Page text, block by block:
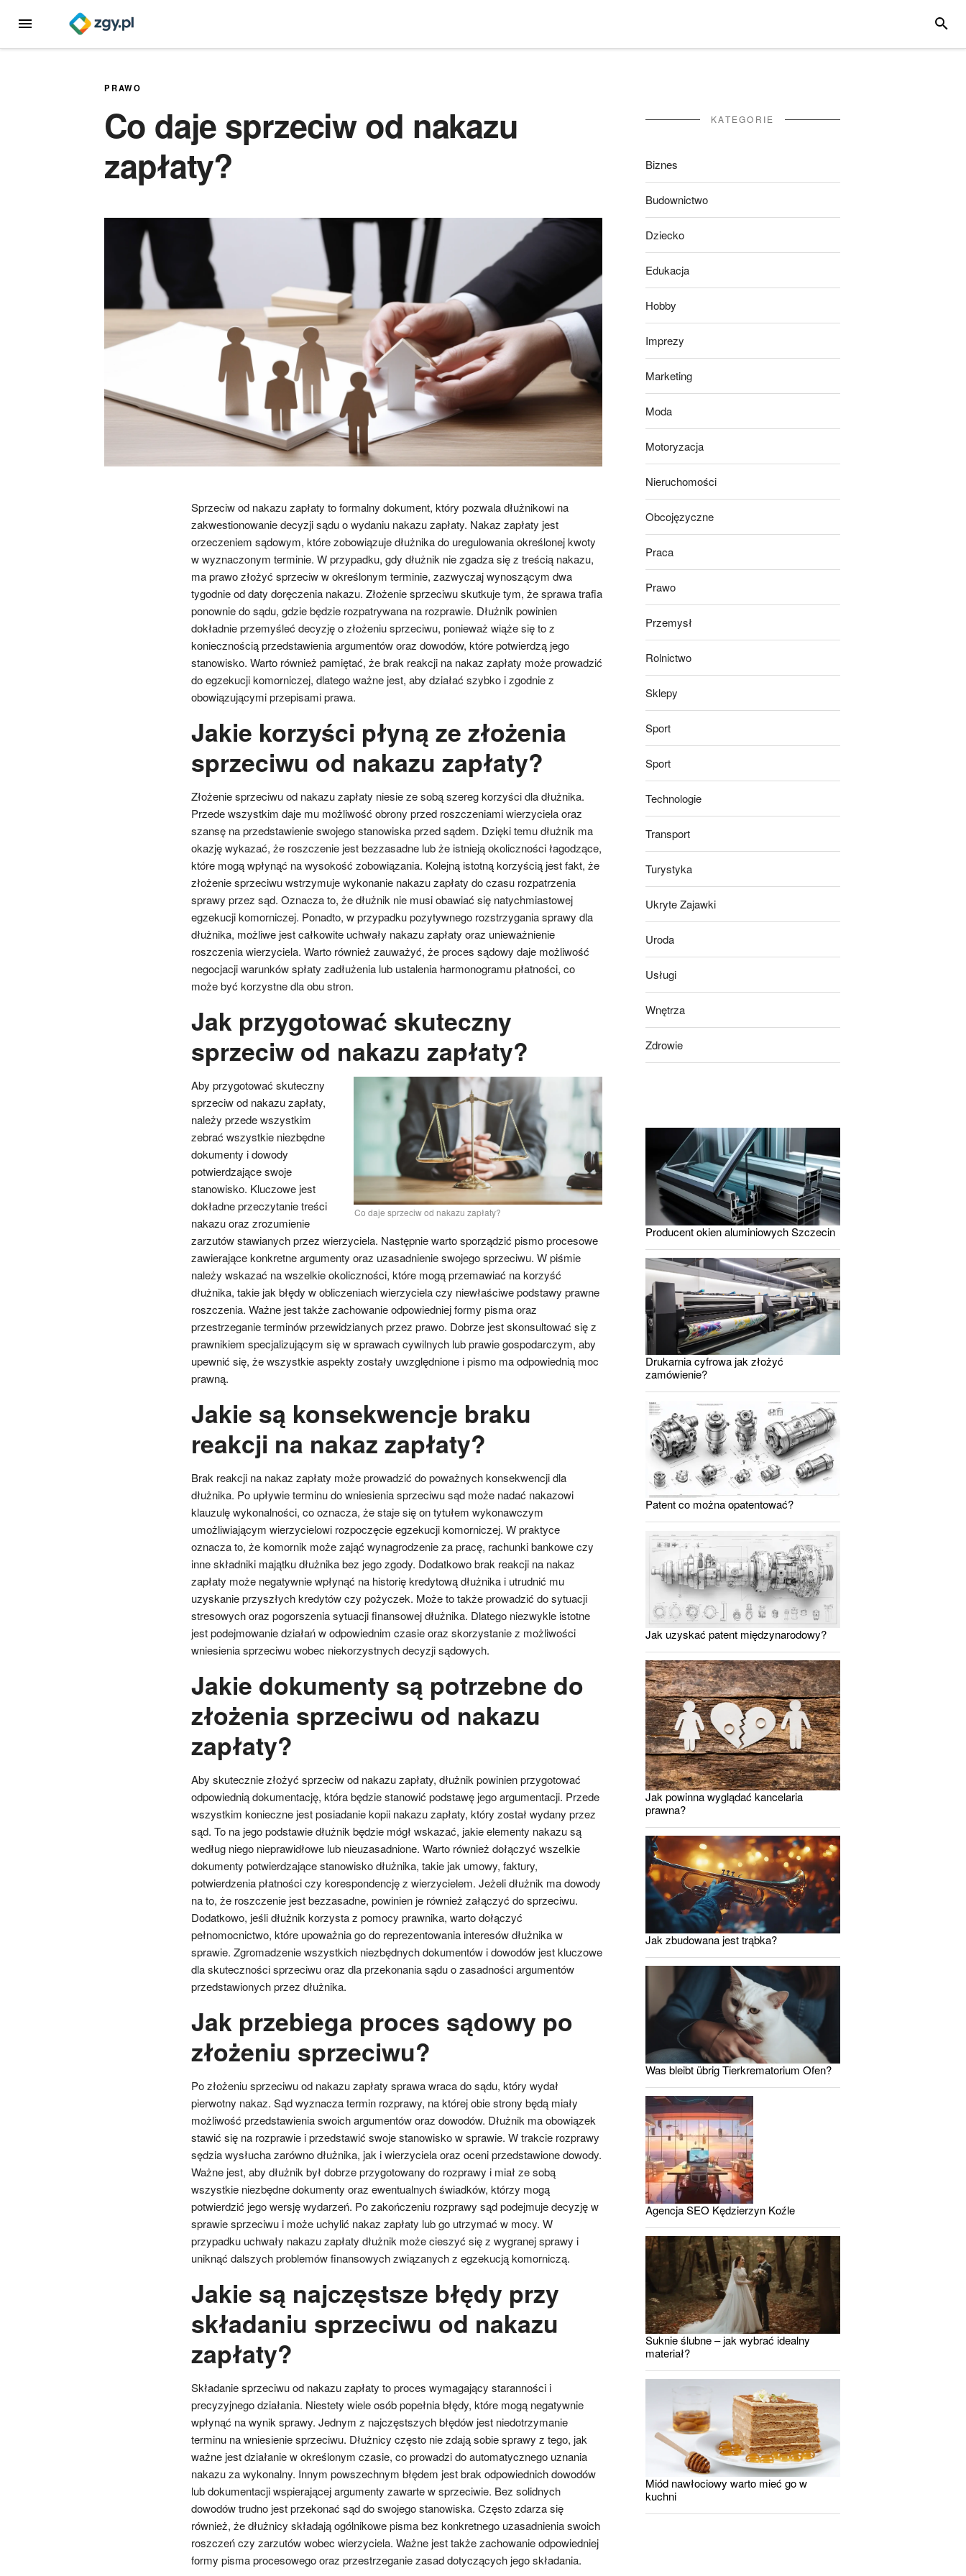
MENU
PRAWO
Co daje sprzeciw od nakazu
zapłaty?
Sprzeciw od nakazu zapłaty to formalny dokument, który pozwala dłużnikowi na
zakwestionowanie decyzji sądu o wydaniu nakazu zapłaty. Nakaz zapłaty jest
orzeczeniem sądowym, które zobowiązuje dłużnika do uregulowania określonej kwoty
w wyznaczonym terminie. W przypadku, gdy dłużnik nie zgadza się z treścią nakazu,
ma prawo złożyć sprzeciw w określonym terminie, zazwyczaj wynoszącym dwa
tygodnie od daty doręczenia nakazu. Złożenie sprzeciwu skutkuje tym, że sprawa trafia
ponownie do sądu, gdzie będzie rozpatrywana na rozprawie. Dłużnik powinien
dokładnie przemyśleć decyzję o złożeniu sprzeciwu, ponieważ wiąże się to z
koniecznością przedstawienia argumentów oraz dowodów, które potwierdzą jego
stanowisko. Warto również pamiętać, że brak reakcji na nakaz zapłaty może prowadzić
do egzekucji komorniczej, dlatego ważne jest, aby działać szybko i zgodnie z
obowiązującymi przepisami prawa.
Jakie korzyści płyną ze złożenia
sprzeciwu od nakazu zapłaty?
Złożenie sprzeciwu od nakazu zapłaty niesie ze sobą szereg korzyści dla dłużnika.
Przede wszystkim daje mu możliwość obrony przed roszczeniami wierzyciela oraz
szansę na przedstawienie swojego stanowiska przed sądem. Dzięki temu dłużnik ma
okazję wykazać, że roszczenie jest bezzasadne lub że istnieją okoliczności łagodzące,
które mogą wpłynąć na wysokość zobowiązania. Kolejną istotną korzyścią jest fakt, że
złożenie sprzeciwu wstrzymuje wykonanie nakazu zapłaty do czasu rozpatrzenia
sprawy przez sąd. Oznacza to, że dłużnik nie musi obawiać się natychmiastowej
egzekucji komorniczej. Ponadto, w przypadku pozytywnego rozstrzygania sprawy dla
dłużnika, możliwe jest całkowite uchwały nakazu zapłaty oraz unieważnienie
roszczenia wierzyciela. Warto również zauważyć, że proces sądowy daje możliwość
negocjacji warunków spłaty zadłużenia lub ustalenia harmonogramu płatności, co
może być korzystne dla obu stron.
Jak przygotować skuteczny
sprzeciw od nakazu zapłaty?
Co daje sprzeciw od nakazu zapłaty?
Aby przygotować skuteczny
sprzeciw od nakazu zapłaty,
należy przede wszystkim
zebrać wszystkie niezbędne
dokumenty i dowody
potwierdzające swoje
stanowisko. Kluczowe jest
dokładne przeczytanie treści
nakazu oraz zrozumienie
zarzutów stawianych przez wierzyciela. Następnie warto sporządzić pismo procesowe
zawierające konkretne argumenty oraz uzasadnienie swojego sprzeciwu. W piśmie
należy wskazać na wszelkie okoliczności, które mogą przemawiać na korzyść
dłużnika, takie jak błędy w obliczeniach wierzyciela czy niewłaściwe podstawy prawne
roszczenia. Ważne jest także zachowanie odpowiedniej formy pisma oraz
przestrzeganie terminów przewidzianych przez prawo. Dobrze jest skonsultować się z
prawnikiem specjalizującym się w sprawach cywilnych lub prawie gospodarczym, aby
upewnić się, że wszystkie aspekty zostały uwzględnione i pismo ma odpowiednią moc
prawną.
Jakie są konsekwencje braku
reakcji na nakaz zapłaty?
Brak reakcji na nakaz zapłaty może prowadzić do poważnych konsekwencji dla
dłużnika. Po upływie terminu do wniesienia sprzeciwu sąd może nadać nakazowi
klauzulę wykonalności, co oznacza, że staje się on tytułem wykonawczym
umożliwiającym wierzycielowi rozpoczęcie egzekucji komorniczej. W praktyce
oznacza to, że komornik może zająć wynagrodzenie za pracę, rachunki bankowe czy
inne składniki majątku dłużnika bez jego zgody. Dodatkowo brak reakcji na nakaz
zapłaty może negatywnie wpłynąć na historię kredytową dłużnika i utrudnić mu
uzyskanie przyszłych kredytów czy pożyczek. Może to także prowadzić do sytuacji
stresowych oraz pogorszenia sytuacji finansowej dłużnika. Dlatego niezwykle istotne
jest podejmowanie działań w odpowiednim czasie oraz skorzystanie z możliwości
wniesienia sprzeciwu wobec niekorzystnych decyzji sądowych.
Jakie dokumenty są potrzebne do
złożenia sprzeciwu od nakazu
zapłaty?
Aby skutecznie złożyć sprzeciw od nakazu zapłaty, dłużnik powinien przygotować
odpowiednią dokumentację, która będzie stanowić podstawę jego argumentacji. Przede
wszystkim konieczne jest posiadanie kopii nakazu zapłaty, który został wydany przez
sąd. To na jego podstawie dłużnik będzie mógł wskazać, jakie elementy nakazu są
według niego nieprawidłowe lub nieuzasadnione. Warto również dołączyć wszelkie
dokumenty potwierdzające stanowisko dłużnika, takie jak umowy, faktury,
potwierdzenia płatności czy korespondencję z wierzycielem. Jeżeli dłużnik ma dowody
na to, że roszczenie jest bezzasadne, powinien je również załączyć do sprzeciwu.
Dodatkowo, jeśli dłużnik korzysta z pomocy prawnika, warto dołączyć
pełnomocnictwo, które upoważnia go do reprezentowania interesów dłużnika w
sprawie. Zgromadzenie wszystkich niezbędnych dokumentów i dowodów jest kluczowe
dla skuteczności sprzeciwu oraz dla przekonania sądu o zasadności argumentów
przedstawionych przez dłużnika.
Jak przebiega proces sądowy po
złożeniu sprzeciwu?
Po złożeniu sprzeciwu od nakazu zapłaty sprawa wraca do sądu, który wydał
pierwotny nakaz. Sąd wyznacza termin rozprawy, na której obie strony będą miały
możliwość przedstawienia swoich argumentów oraz dowodów. Dłużnik ma obowiązek
stawić się na rozprawie i przedstawić swoje stanowisko w sprawie. W trakcie rozprawy
sędzia wysłucha zarówno dłużnika, jak i wierzyciela oraz oceni przedstawione dowody.
Ważne jest, aby dłużnik był dobrze przygotowany do rozprawy i miał ze sobą
wszystkie niezbędne dokumenty oraz ewentualnych świadków, którzy mogą
potwierdzić jego wersję wydarzeń. Po zakończeniu rozprawy sąd podejmuje decyzję w
sprawie sprzeciwu i może uchylić nakaz zapłaty lub go utrzymać w mocy. W
przypadku uchwały nakazu zapłaty dłużnik może cieszyć się z wygranej sprawy i
uniknąć dalszych problemów finansowych związanych z egzekucją komorniczą.
Jakie są najczęstsze błędy przy
składaniu sprzeciwu od nakazu
zapłaty?
Składanie sprzeciwu od nakazu zapłaty to proces wymagający staranności i
precyzyjnego działania. Niestety wiele osób popełnia błędy, które mogą negatywnie
wpłynąć na wynik sprawy. Jednym z najczęstszych błędów jest niedotrzymanie
terminu na wniesienie sprzeciwu. Dłużnicy często nie zdają sobie sprawy z tego, jak
ważne jest działanie w określonym czasie, co prowadzi do automatycznego uznania
nakazu za wykonalny. Innym powszechnym błędem jest brak odpowiednich dowodów
lub dokumentacji wspierającej argumenty zawarte w sprzeciwie. Bez solidnych
dowodów trudno jest przekonać sąd do swojego stanowiska. Często zdarza się
również, że dłużnicy składają ogólnikowe pisma bez konkretnego uzasadnienia swoich
roszczeń czy zarzutów wobec wierzyciela. Ważne jest także zachowanie odpowiedniej
formy pisma procesowego oraz przestrzeganie zasad dotyczących jego składania.
KATEGORIE
Biznes
Budownictwo
Dziecko
Edukacja
Hobby
Imprezy
Marketing
Moda
Motoryzacja
Nieruchomości
Obcojęzyczne
Praca
Prawo
Przemysł
Rolnictwo
Sklepy
Sport
Sport
Technologie
Transport
Turystyka
Ukryte Zajawki
Uroda
Usługi
Wnętrza
Zdrowie
Producent okien aluminiowych Szczecin
Drukarnia cyfrowa jak złożyć
zamówienie?
Patent co można opatentować?
Jak uzyskać patent międzynarodowy?
Jak powinna wyglądać kancelaria
prawna?
Jak zbudowana jest trąbka?
Was bleibt übrig Tierkrematorium Ofen?
Agencja SEO Kędzierzyn Koźle
Suknie ślubne – jak wybrać idealny
materiał?
Miód nawłociowy warto mieć go w
kuchni